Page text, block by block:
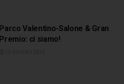
Parco Valentino-Salone & Gran
Premio: ci siamo!